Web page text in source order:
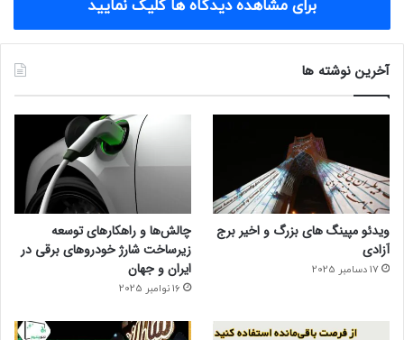
برای مشاهده دیدگاه ها کلیک نمایید
آخرین نوشته ها
ویدئو مپینگ های بزرگ و اخیر برج
آزادی
17 دسامبر 2025
چالش‌ها و راهکارهای توسعه
زیرساخت شارژ خودروهای برقی در
ایران و جهان
16 نوامبر 2025